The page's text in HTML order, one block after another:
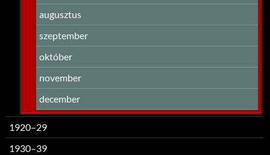
augusztus
szeptember
október
november
december
1920–29
1930–39